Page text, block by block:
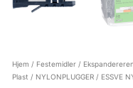
Hjem / Festemidler/
Plast / NYLONPLUGGER/ ESSVE